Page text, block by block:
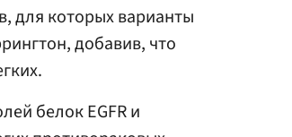
для которых варианты
добавив, что
белок EGFR и